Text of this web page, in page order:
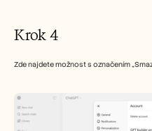
Krok 4
Zde najdete možnost s označením